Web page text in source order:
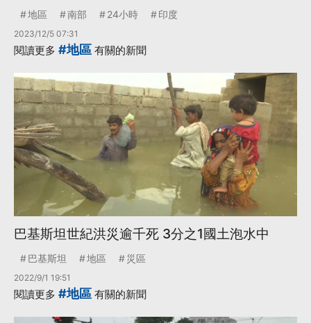
地區 南部 24小時 印度
2023/12/5 07:31
閱讀更多 #地區 有關的新聞
巴基斯坦世紀洪災逾千死 3分之1國土泡水中
巴基斯坦 地區 災區
2022/9/1 19:51
閱讀更多 #地區 有關的新聞